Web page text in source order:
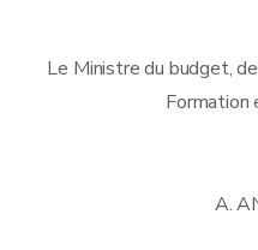
Le Ministre du budget,
Formation
A.